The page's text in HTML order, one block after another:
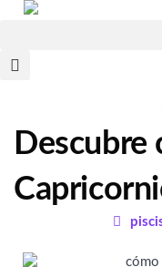
Descubre